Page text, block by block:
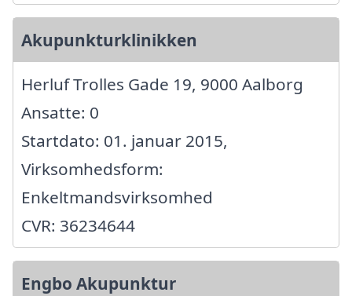
Akupunkturklinikken
Herluf Trolles Gade 19, 9000 Aalborg
Ansatte: 0
Startdato: 01. januar 2015,
Virksomhedsform:
Enkeltmandsvirksomhed
CVR: 36234644
Engbo Akupunktur